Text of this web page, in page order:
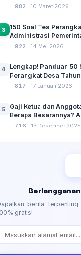
SPP Pencairan Dana
982 10 Maret 2026
3
150 Soal Tes
Administrasi
Kebangsaan, dan
922 14 Mei 2026
4
Lengkap! Panduan 50
Perangkat Desa
No 3 Tahun 2024
817 17 Januari 2026
5
Gaji Ketua dan
Berapa Besarannya?
716 13 Desember 2025
berita
gratis!